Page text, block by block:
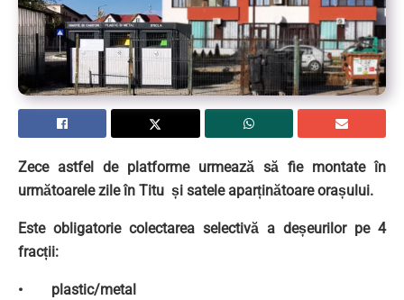
Zece astfel de platforme urmează să fie montate în
următoarele zile în Titu și satele aparținătoare orașului.
Este obligatorie colectarea selectivă a deșeurilor pe 4
fracții:
• plastic/metal